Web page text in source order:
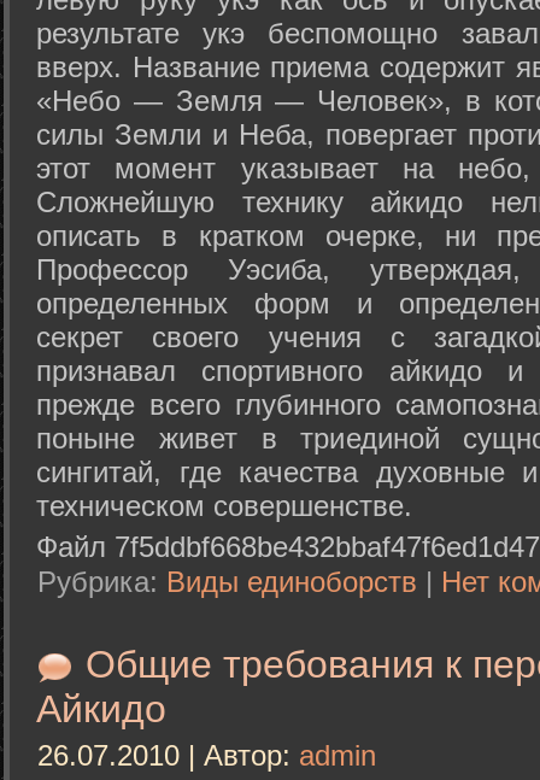
результате укэ беспомощно
вверх. Название приема содержит
«Небо — Земля — Человек», в
силы Земли и Неба, повергает
этот момент указывает на
Сложнейшую технику айкидо
описать в кратком очерке, ни
Профессор Уэсиба,
определенных форм и
секрет своего учения с
признавал спортивного айкидо
прежде всего глубинного
поныне живет в триединой
сингитай, где качества духовные
техническом совершенстве.
Файл
Рубрика: Виды единоборств | Нет
Общие требования к
Айкидо
26.07.2010 | Автор: admin